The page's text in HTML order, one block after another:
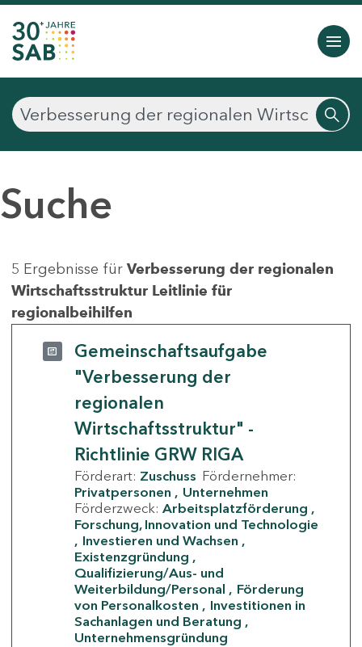
Suche
5 Ergebnisse für Verbesserung der regionalen
Wirtschaftsstruktur Leitlinie für
regionalbeihilfen
Gemeinschaftsaufgabe
"Verbesserung der
regionalen
Wirtschaftsstruktur" -
Richtlinie GRW RIGA
Förderart: Zuschuss Fördernehmer:
Privatpersonen
Unternehmen
Förderzweck: Arbeitsplatzförderung
Forschung, Innovation und Technologie
Investieren und Wachsen
Existenzgründung
Qualifizierung/Aus- und
Weiterbildung/Personal
Förderung
von Personalkosten
Investitionen in
Sachanlagen und Beratung
Unternehmensgründung